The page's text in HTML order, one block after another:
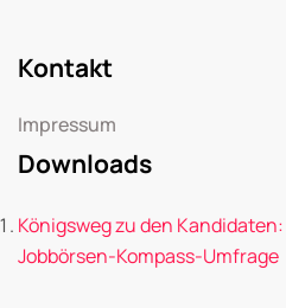
Kontakt
Impressum
Downloads
Königsweg zu den
Jobbörsen-Kompass-Umfrage